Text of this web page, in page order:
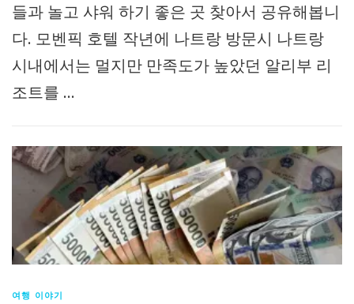
들과 놀고 샤워 하기 좋은 곳 찾아서 공유해봅니
다. 모벤픽 호텔 작년에 나트랑 방문시 나트랑
시내에서는 멀지만 만족도가 높았던 알리부 리
조트를 …
여행 이야기